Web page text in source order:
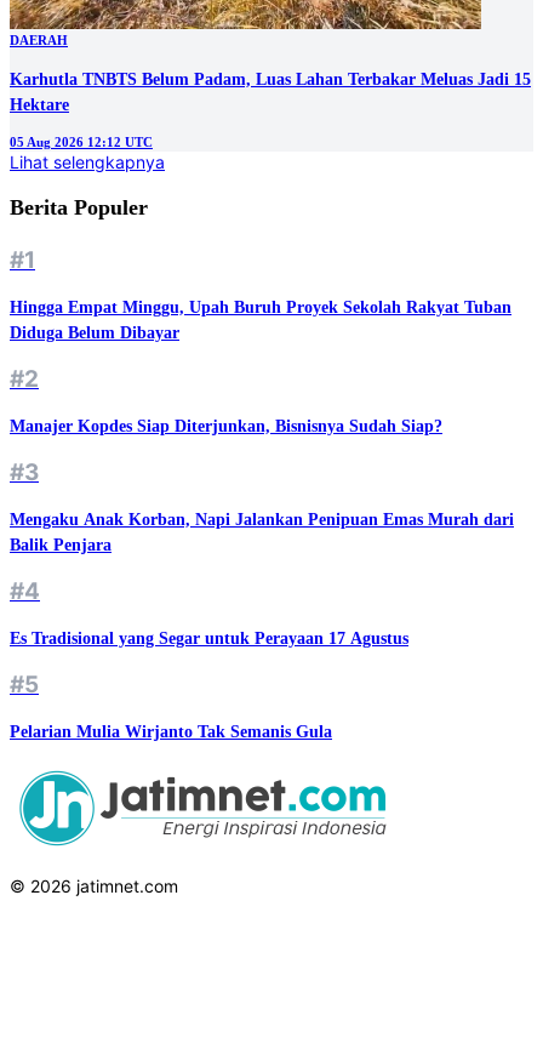
DAERAH
Karhutla TNBTS Belum Padam, Luas Lahan Terbakar Meluas Jadi 15
Hektare
05 Aug 2026 12:12 UTC
Lihat selengkapnya
Berita Populer
#1
Hingga Empat Minggu, Upah Buruh Proyek Sekolah Rakyat Tuban
Diduga Belum Dibayar
#2
Manajer Kopdes Siap Diterjunkan, Bisnisnya Sudah Siap?
#3
Mengaku Anak Korban, Napi Jalankan Penipuan Emas Murah dari
Balik Penjara
#4
Es Tradisional yang Segar untuk Perayaan 17 Agustus
#5
Pelarian Mulia Wirjanto Tak Semanis Gula
© 2026 jatimnet.com